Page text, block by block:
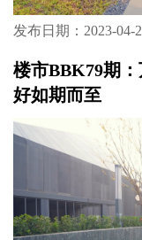
发布日期：2023-04-
楼市BBK79期
好如期而至